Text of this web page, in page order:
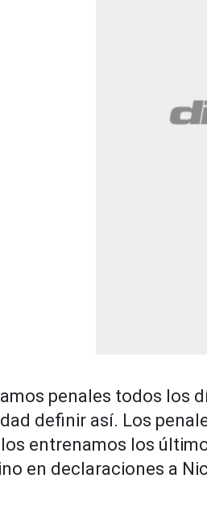
penales todos los
definir así. Los
entrenamos los
en declaraciones a